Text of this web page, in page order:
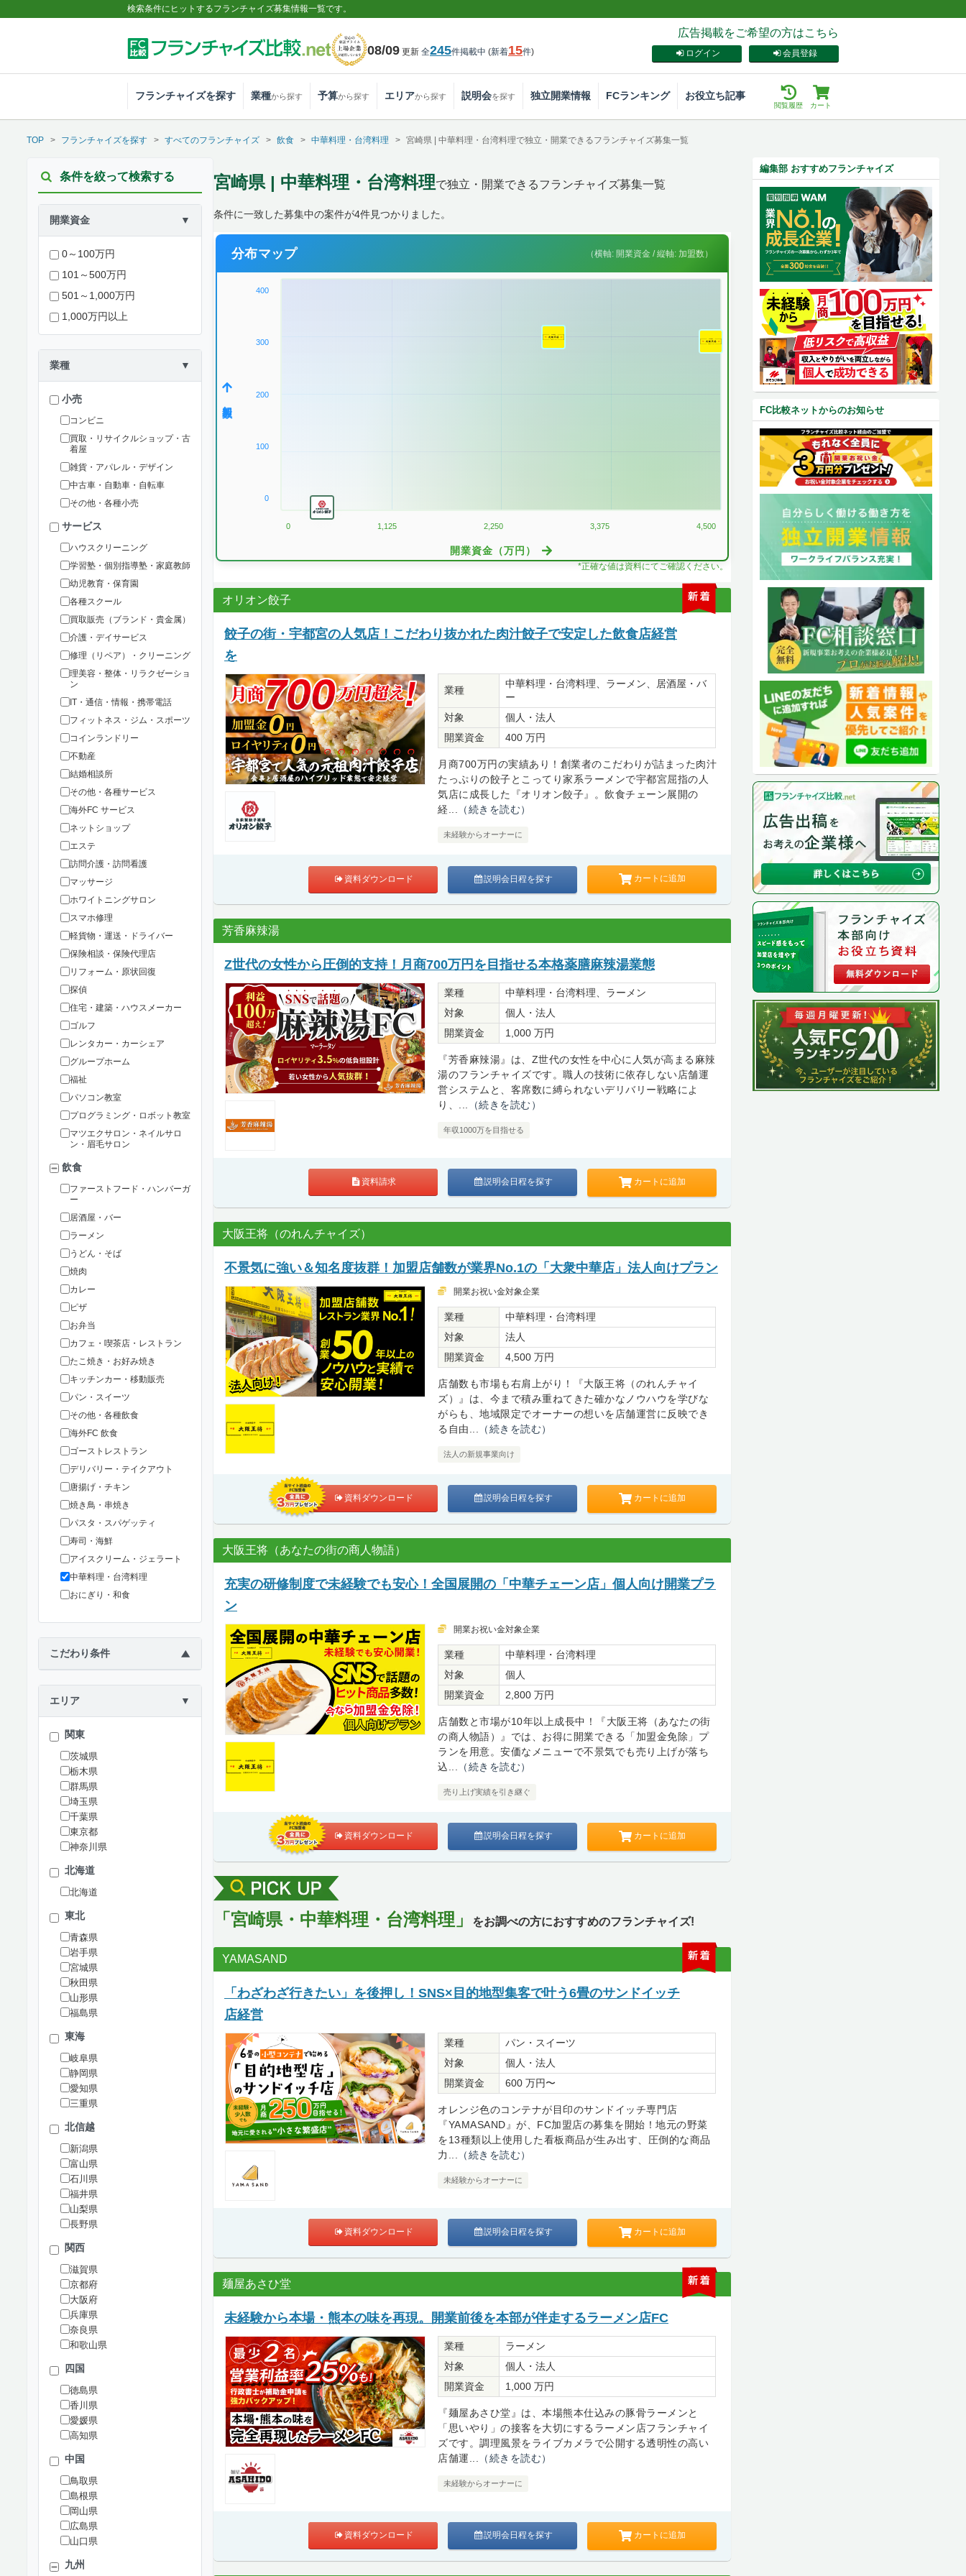
検索条件にヒットするフランチャイズ募集情報一覧です。
08/09 更新 全245件掲載中 (新着15件)
広告掲載をご希望の方はこちら
会員登録
ログイン
フランチャイズを探す 業種から探す 予算から探す エリアから探す 説明会を探す 独立開業情報 FCランキング お役立ち記事
カート
閲覧履歴
TOP フランチャイズを探す すべてのフランチャイズ 飲食 中華料理・台湾料理 宮崎県 | 中華料理・台湾料理で独立・開業できるフランチャイズ募集一覧
条件を絞って検索する
開業資金 ▼
0～100万円
101～500万円
501～1,000万円
1,000万円以上
業種 ▼
小売
コンビニ
買取・リサイクルショップ・古
着屋
雑貨・アパレル・デザイン
中古車・自動車・自転車
その他・各種小売
サービス
ハウスクリーニング
学習塾・個別指導塾・家庭教師
幼児教育・保育園
各種スクール
買取販売（ブランド・貴金属）
介護・デイサービス
修理（リペア）・クリーニング
理美容・整体・リラクゼーショ
ン
IT・通信・情報・携帯電話
フィットネス・ジム・スポーツ
コインランドリー
不動産
結婚相談所
その他・各種サービス
海外FC サービス
ネットショップ
エステ
訪問介護・訪問看護
マッサージ
ホワイトニングサロン
スマホ修理
軽貨物・運送・ドライバー
保険相談・保険代理店
リフォーム・原状回復
探偵
住宅・建築・ハウスメーカー
ゴルフ
レンタカー・カーシェア
グループホーム
福祉
パソコン教室
プログラミング・ロボット教室
マツエクサロン・ネイルサロ
ン・眉毛サロン
飲食
ファーストフード・ハンバーガ
ー
居酒屋・バー
ラーメン
うどん・そば
焼肉
カレー
ピザ
お弁当
カフェ・喫茶店・レストラン
たこ焼き・お好み焼き
キッチンカー・移動販売
パン・スイーツ
その他・各種飲食
海外FC 飲食
ゴーストレストラン
デリバリー・テイクアウト
唐揚げ・チキン
焼き鳥・串焼き
パスタ・スパゲッティ
寿司・海鮮
アイスクリーム・ジェラート
中華料理・台湾料理
おにぎり・和食
こだわり条件 ▶
エリア ▼
関東
茨城県
栃木県
群馬県
埼玉県
千葉県
東京都
神奈川県
北海道
北海道
東北
青森県
岩手県
宮城県
秋田県
山形県
福島県
東海
岐阜県
静岡県
愛知県
三重県
北信越
新潟県
富山県
石川県
福井県
山梨県
長野県
関西
滋賀県
京都府
大阪府
兵庫県
奈良県
和歌山県
四国
徳島県
香川県
愛媛県
高知県
中国
鳥取県
島根県
岡山県
広島県
山口県
九州
宮崎県 | 中華料理・台湾料理で独立・開業できるフランチャイズ募集一覧
条件に一致した募集中の案件が4件見つかりました。
分布マップ （横軸: 開業資金 / 縦軸: 加盟数）
400
300
200
100
0
0 1,125 2,250 3,375 4,500
開業資金（万円）
*正確な値は資料にてご確認ください。
新
着
オリオン餃子
餃子の街・宇都宮の人気店！こだわり抜かれた肉汁餃子で安定した飲食店経営
を
業種
中華料理・台湾料理、ラーメン、居酒屋・バ
ー
対象
個人・法人
開業資金
400 万円
月商700万円の実績あり！創業者のこだわりが詰まった肉汁
たっぷりの餃子とこってり家系ラーメンで宇都宮屈指の人
気店に成長した『オリオン餃子』。飲食チェーン展開の
経...
（続きを読む）
未経験からオーナーに
資料ダウンロード 説明会日程を探す カートに追加
芳香麻辣湯
Z世代の女性から圧倒的支持！月商700万円を目指せる本格薬膳麻辣湯業態
業種
中華料理・台湾料理、ラーメン
対象
個人・法人
開業資金
1,000 万円
『芳香麻辣湯』は、Z世代の女性を中心に人気が高まる麻辣
湯のフランチャイズです。職人の技術に依存しない店舗運
営システムと、客席数に縛られないデリバリー戦略によ
り、...
（続きを読む）
年収1000万を目指せる
資料請求 説明会日程を探す カートに追加
大阪王将（のれんチャイズ）
不景気に強い＆知名度抜群！加盟店舗数が業界No.1の「大衆中華店」法人向けプラン
開業お祝い金対象企業
業種
中華料理・台湾料理
対象
法人
開業資金
4,500 万円
店舗数も市場も右肩上がり！『大阪王将（のれんチャイ
ズ）』は、今まで積み重ねてきた確かなノウハウを学びな
がらも、地域限定でオーナーの想いを店舗運営に反映でき
る自由...
（続きを読む）
法人の新規事業向け
資料ダウンロード 説明会日程を探す カートに追加
大阪王将（あなたの街の商人物語）
充実の研修制度で未経験でも安心！全国展開の「中華チェーン店」個人向け開業プラ
ン
開業お祝い金対象企業
業種
中華料理・台湾料理
対象
個人
開業資金
2,800 万円
店舗数と市場が10年以上成長中！『大阪王将（あなたの街
の商人物語）』では、お得に開業できる「加盟金免除」プ
ランを用意。安価なメニューで不景気でも売り上げが落ち
込...
（続きを読む）
売り上げ実績を引き継ぐ
資料ダウンロード 説明会日程を探す カートに追加
「宮崎県・中華料理・台湾料理」 をお調べの方におすすめのフランチャイズ!
新
着
YAMASAND
「わざわざ行きたい」を後押し！SNS×目的地型集客で叶う6畳のサンドイッチ
店経営
業種
パン・スイーツ
対象
個人・法人
開業資金
600 万円〜
オレンジ色のコンテナが目印のサンドイッチ専門店
『YAMASAND』が、FC加盟店の募集を開始！地元の野菜
を13種類以上使用した看板商品が生み出す、圧倒的な商品
力...
（続きを読む）
未経験からオーナーに
資料ダウンロード 説明会日程を探す カートに追加
新
着
麺屋あさひ堂
未経験から本場・熊本の味を再現。開業前後を本部が伴走するラーメン店FC
業種
ラーメン
対象
個人・法人
開業資金
1,000 万円
『麺屋あさひ堂』は、本場熊本仕込みの豚骨ラーメンと
「思いやり」の接客を大切にするラーメン店フランチャイ
ズです。調理風景をライブカメラで公開する透明性の高い
店舗運...
（続きを読む）
未経験からオーナーに
資料ダウンロード 説明会日程を探す カートに追加
編集部 おすすめフランチャイズ
FC比較ネットからのお知らせ